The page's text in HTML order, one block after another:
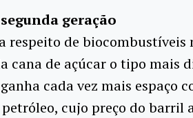
geração
respeito de biocombustíveis
cana de açúcar o tipo mais
cada vez mais espaço
cujo preço do barril